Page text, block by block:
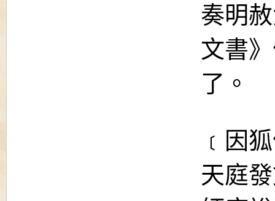
奏明
文書
了。
﹝因
天庭